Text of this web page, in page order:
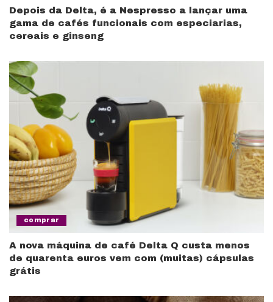
Depois da Delta, é a Nespresso a lançar uma
gama de cafés funcionais com especiarias,
cereais e ginseng
comprar
A nova máquina de café Delta Q custa menos
de quarenta euros vem com (muitas) cápsulas
grátis